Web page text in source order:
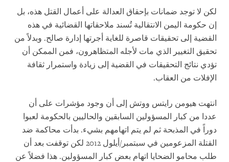
لكن لا توجد ضمانات بإحقاق العدالة على أعمال القتل هذه، بل
إن حكومة اليمن الانتقالية تُسند ملاحقاتها القضائية في هذه
القضية إلى تحقيقات قاصرة للغاية أجرتها إدارة صالح. وبدلاً من
تحقيق التغيير الذي مات لأجله المتظاهرون، فمن الممكن أن
تؤدي نتائج التحقيقات في القضية إلى زيادة واستمرار ثقافة
الإفلات من العقاب.
انتهت هيومن رايتس ووتش إلى أن وجود مؤشرات على أن
عددا من كبار المسؤولين السابقين والحاليين بالحكومة لعبوا
دوراً في المذبحة ثم لم يتم اتهامهم بشيء. بدأت محاكمة ضد
القتلة المزعومين في سبتمبر/أيلول 2012 لكن توقفت بعد أن
طلب محامو الضحايا اتهام بعض كبار المسؤولين. هذا فضلاً عن